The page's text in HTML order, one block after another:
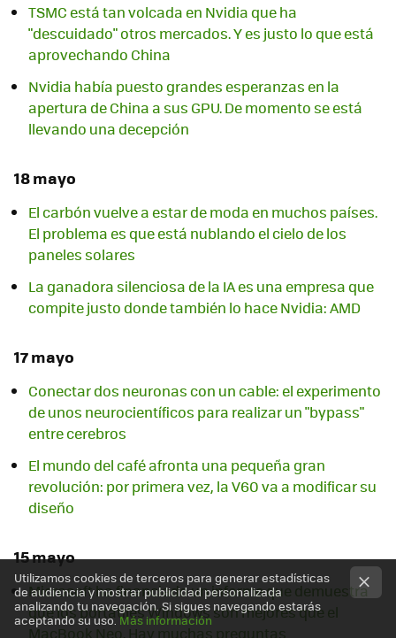
TSMC está tan volcada en Nvidia que ha
"descuidado" otros mercados. Y es justo lo que está
aprovechando China
Nvidia había puesto grandes esperanzas en la
apertura de China a sus GPU. De momento se está
llevando una decepción
18 mayo
El carbón vuelve a estar de moda en muchos países.
El problema es que está nublando el cielo de los
paneles solares
La ganadora silenciosa de la IA es una empresa que
compite justo donde también lo hace Nvidia: AMD
17 mayo
Conectar dos neuronas con un cable: el experimento
de unos neurocientíficos para realizar un "bypass"
entre cerebros
El mundo del café afronta una pequeña gran
revolución: por primera vez, la V60 va a modificar su
diseño
15 mayo
Microsoft ha financiado un informe que demuestra
que los portátiles Windows son mejores que el
MacBook Neo. Hay muchas preguntas
Utilizamos cookies de terceros para generar estadísticas
de audiencia y mostrar publicidad personalizada
analizando tu navegación. Si sigues navegando estarás
aceptando su uso.Más información